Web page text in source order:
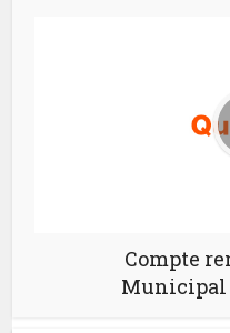
Compte
Municipal